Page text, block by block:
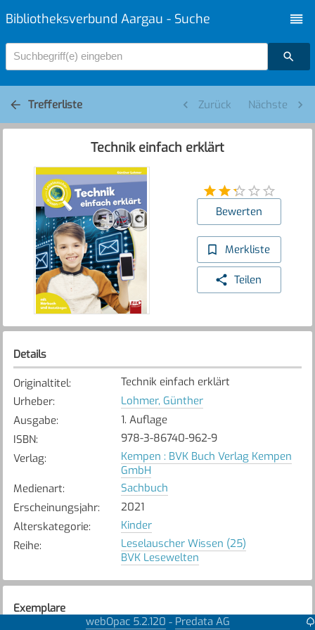
Bibliotheksverbund Aargau - Suche
Suchbegriff(e) eingeben
Trefferliste Zurück Nächste
Technik einfach erklärt
Bewerten
Merkliste
Teilen
Details
Originaltitel:
Technik einfach erklärt
Urheber:
Lohmer, Günther
Ausgabe:
1. Auflage
ISBN:
978-3-86740-962-9
Verlag:
Kempen : BVK Buch Verlag Kempen
GmbH
Medienart:
Sachbuch
Erscheinungsjahr:
2021
Alterskategorie:
Kinder
Reihe:
Leselauscher Wissen (25)
BVK Lesewelten
Exemplare
webOpac 5.2.120 - Predata AG